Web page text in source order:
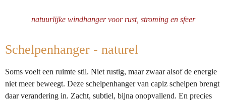
n
natuurlijke windhanger voor rust, stroming en sfeer
Schelpenhanger - naturel
Soms voelt een ruimte stil. Niet rustig, maar zwaar alsof de energie
niet meer beweegt. Deze schelpenhanger van capiz schelpen brengt
daar verandering in. Zacht, subtiel, bijna onopvallend. En precies